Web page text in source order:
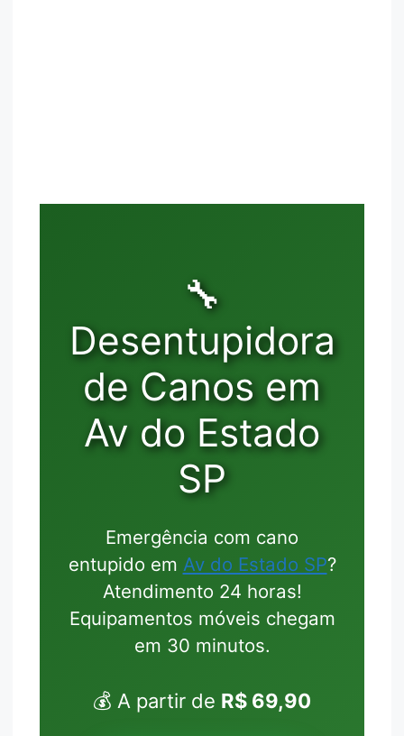
🔧
Desentupidora
de Canos em
Av do Estado
SP
Emergência com cano
entupido em Av do Estado SP?
Atendimento 24 horas!
Equipamentos móveis chegam
em 30 minutos.
💰 A partir de R$ 69,90